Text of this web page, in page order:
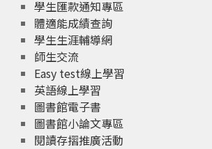
學生匯款通知專區
體適能成績查詢
學生生涯輔導網
師生交流
Easy test線上學習
英語線上學習
圖書館電子書
圖書館小論文專區
閱讀存摺推廣活動